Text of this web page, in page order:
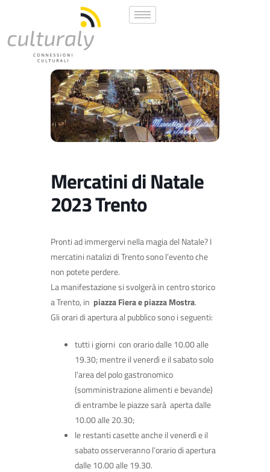
Mercatini di Natale
2023 Trento
Pronti ad immergervi nella magia del Natale? I
mercatini natalizi di Trento sono l’evento che
non potete perdere.
La manifestazione si svolgerà in centro storico
a Trento, in piazza Fiera e piazza Mostra.
Gli orari di apertura al pubblico sono i seguenti:
tutti i giorni con orario dalle 10.00 alle
19.30; mentre il venerdì e il sabato solo
l’area del polo gastronomico
(somministrazione alimenti e bevande)
di entrambe le piazze sarà aperta dalle
10.00 alle 20.30;
le restanti casette anche il venerdì e il
sabato osserveranno l’orario di apertura
dalle 10.00 alle 19.30.